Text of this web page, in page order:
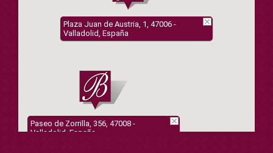
Plaza Juan de Austria, 1, 47006 -
Valladolid, España
Paseo de Zorrilla, 356, 47008 -
Valladolid, España